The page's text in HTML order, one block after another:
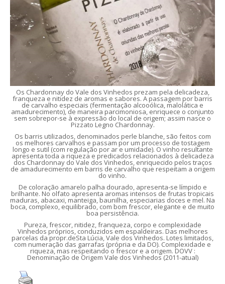
Os Chardonnay do Vale dos Vinhedos prezam pela delicadeza,
franqueza e nitidez de aromas e sabores. A passagem por barris
de carvalho especiais (fermentação alcooólica, malolática e
amadurecimento), de maneira parcimoniosa, enriquece o conjunto
sem sobrepor-se à expressão do local de origem; assim nasce o
Pizzato Legno Chardonnay.
Os barris utilizados, denominados perle blanche, são feitos com
os melhores carvalhos e passam por um processo de tostagem
longo e sutil (com regulação por ar e umidade). O vinho resultante
apresenta toda a riqueza e predicados relacionados à delicadeza
dos Chardonnay do Vale dos Vinhedos, enriquecido pelos traços
de amadurecimento em barris de carvalho que respeitam a origem
do vinho.
De coloração amarelo palha dourado, apresenta-se límpido e
brilhante. No olfato apresenta aromas intensos de frutas tropicais
maduras, abacaxi, manteiga, baunilha, especiarias doces e mel. Na
boca, complexo, equilibrado, com bom frescor, elegante e de muito
boa persistência.
Pureza, frescor, nitidez, franqueza, corpo e complexidade
Vinhedos próprios, conduzidos em espaldeiras. Das melhores
parcelas da propr.deSta Lúcia, Vale dos Vinhedos. Lotes limitados,
com numeração das garrafas (própria e da DO). Complexidade e
riqueza, mas respeitando o frescor e a origem. DOVV :
Denominação de Origem Vale dos Vinhedos (2011-atual)